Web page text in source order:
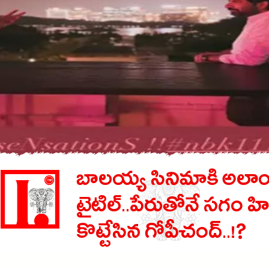
బాలయ్య సినిమాకి
టైటిల్..పేరుతోనే సగం
కొట్టేసిన గోపీచంద్..!?